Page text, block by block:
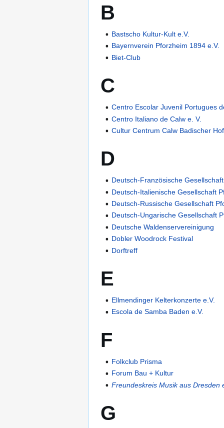
B
Bastscho Kultur-Kult e.V.
Bayernverein Pforzheim 1894 e.V.
Biet-Club
C
Centro Escolar Juvenil Portugues
Centro Italiano de Calw e. V.
Cultur Centrum Calw Badischer
D
Deutsch-Französische Gesellschaft
Deutsch-Italienische Gesellschaft
Deutsch-Russische Gesellschaft
Deutsch-Ungarische Gesellschaft
Deutsche Waldenservereinigung
Dobler Woodrock Festival
Dorftreff
E
Ellmendinger Kelterkonzerte e.V.
Escola de Samba Baden e.V.
F
Folkclub Prisma
Forum Bau + Kultur
Freundeskreis Musik aus Dresden
G